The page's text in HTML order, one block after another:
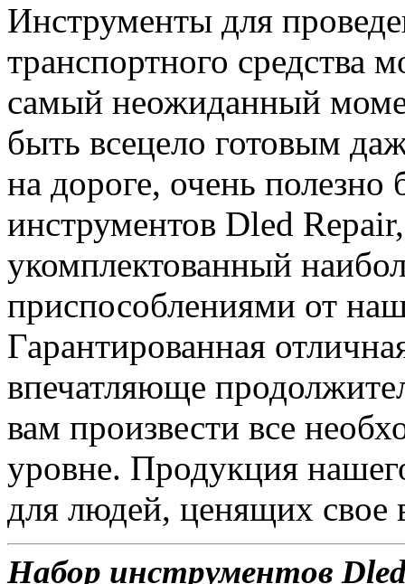
Инструменты для
транспортного средства
самый неожиданный
быть всецело готовым
на дороге, очень
инструментов Dled
укомплектованный
приспособлениями от
Гарантированная
впечатляюще
вам произвести все
уровне. Продукция
для людей, ценящих свое
Набор инструментов